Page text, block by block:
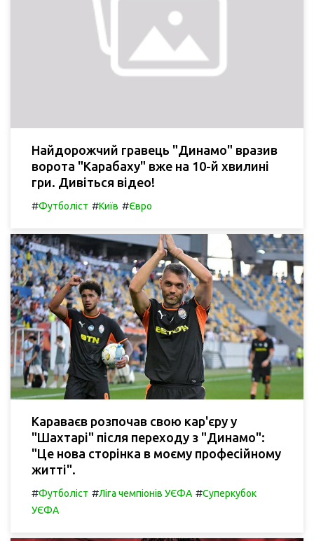
Найдорожчий гравець "Динамо" вразив
ворота "Карабаху" вже на 10-й хвилині
гри. Дивіться відео!
#Футболіст #Київ #Євро
Караваєв розпочав свою кар'єру у
"Шахтарі" після переходу з "Динамо":
"Це нова сторінка в моєму професійному
житті".
#Футболіст #Ліга чемпіонів УЄФА #Суперкубок
УЄФА